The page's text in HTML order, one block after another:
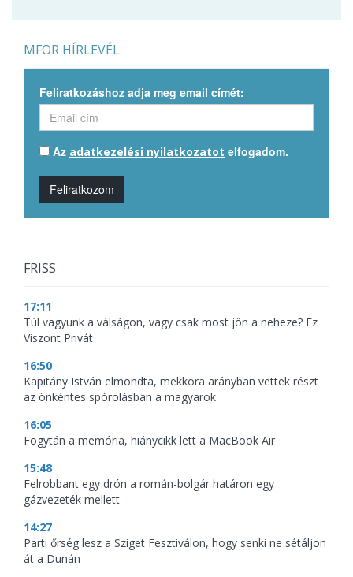
MFOR HÍRLEVÉL
Feliratkozáshoz adja meg email címét:
Az adatkezelési nyilatkozatot elfogadom.
Feliratkozom
FRISS
17:11
Túl vagyunk a válságon, vagy csak most jön a neheze? Ez
Viszont Privát
16:50
Kapitány István elmondta, mekkora arányban vettek részt
az önkéntes spórolásban a magyarok
16:05
Fogytán a memória, hiánycikk lett a MacBook Air
15:48
Felrobbant egy drón a román-bolgár határon egy
gázvezeték mellett
14:27
Parti őrség lesz a Sziget Fesztiválon, hogy senki ne sétáljon
át a Dunán